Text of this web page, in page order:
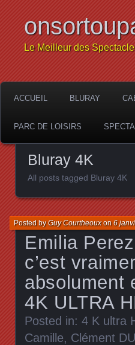
Le Meilleur des
ACCUEIL BLURAY
PARC DE LOISIRS
Bluray 4K
All posts tagged Bluray 4K
Emilia
c’est
absolument
4K ULTRA
Posted byGuy Courtheouxon6
Posted in: 4 K ultra
Camille, Clément